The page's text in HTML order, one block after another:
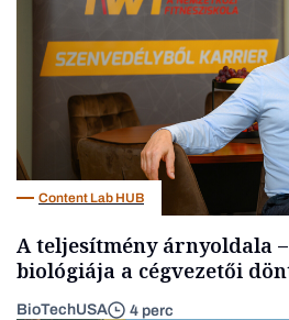
Content Lab HUB
A teljesítmény árnyoldala
biológiája a cégvezetői
BioTechUSA 4 perc